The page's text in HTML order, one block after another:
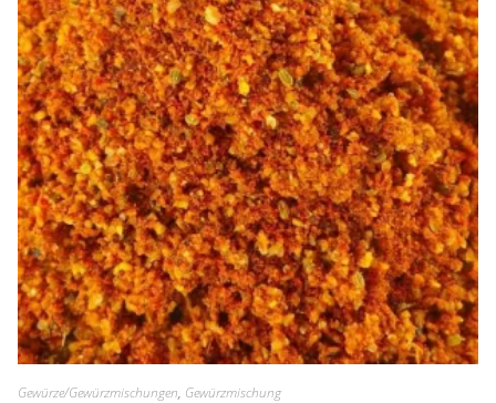
Gewürze/Gewürzmischungen, Gewürzmischung